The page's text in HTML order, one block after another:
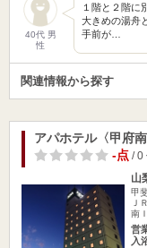
40代 男
性
１階と２階に
大きめの湯舟
手前が…
関連情報から探す
アパホテル〈甲府南
-点/ 0
山
甲
Ｊ
南
営
入